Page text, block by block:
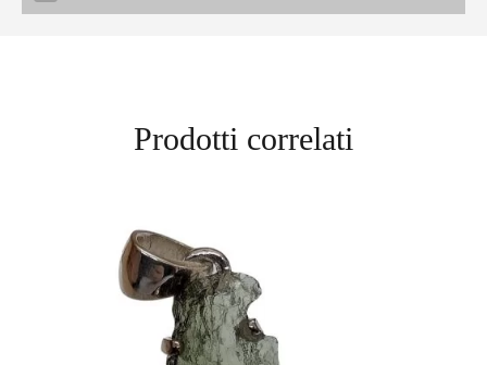
Prodotti correlati